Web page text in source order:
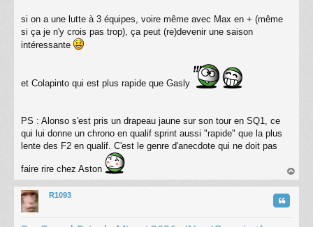
si on a une lutte à 3 équipes, voire même avec Max en + (même
si ça je n'y crois pas trop), ça peut (re)devenir une saison
intéressante
et Colapinto qui est plus rapide que Gasly
PS : Alonso s'est pris un drapeau jaune sur son tour en SQ1, ce
qui lui donne un chrono en qualif sprint aussi "rapide" que la plus
lente des F2 en qualif. C'est le genre d'anecdote qui ne doit pas
faire rire chez Aston
au
R1093 Citation